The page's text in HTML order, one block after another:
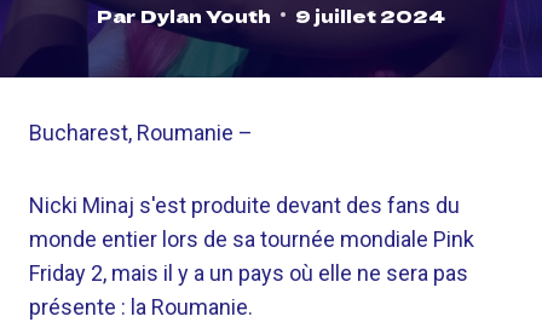
ParDylan Youth 9 juillet 2024
Bucharest, Roumanie –
Nicki Minaj s'est produite devant des fans du
monde entier lors de sa tournée mondiale Pink
Friday 2, mais il y a un pays où elle ne sera pas
présente : la Roumanie.